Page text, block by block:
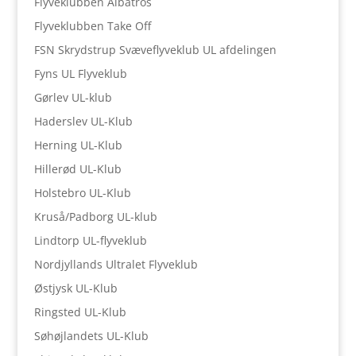
Flyveklubben Take Off
FSN Skrydstrup Svæveflyveklub UL afdelingen
Fyns UL Flyveklub
Gørlev UL-klub
Haderslev UL-Klub
Herning UL-Klub
Hillerød UL-Klub
Holstebro UL-Klub
Kruså/Padborg UL-klub
Lindtorp UL-flyveklub
Nordjyllands Ultralet Flyveklub
Østjysk UL-Klub
Ringsted UL-Klub
Søhøjlandets UL-Klub